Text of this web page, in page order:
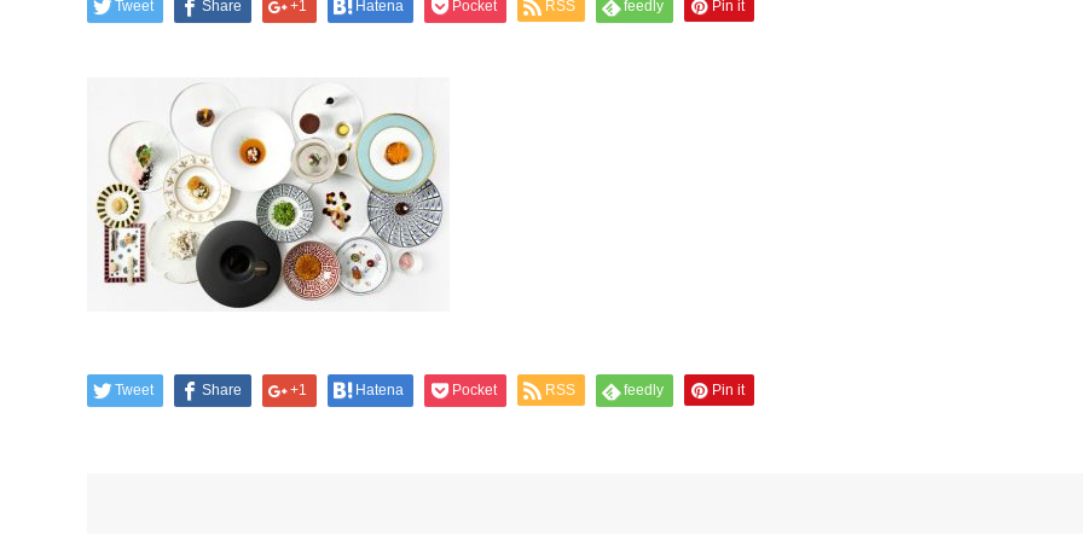
Tweet Share +1 Hatena Pocket RSS feedly Pin it
Tweet Share +1 Hatena Pocket RSS feedly Pin it